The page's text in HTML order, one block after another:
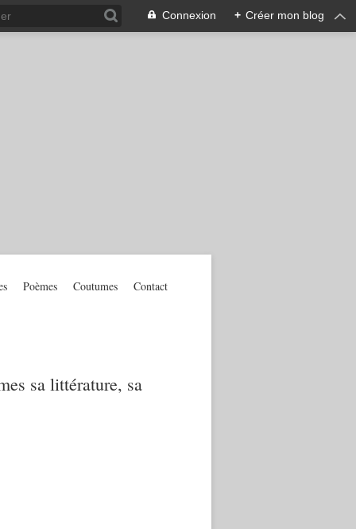
Connexion + Créer mon blog
sa littérature, sa
Poèmes Coutumes Contact